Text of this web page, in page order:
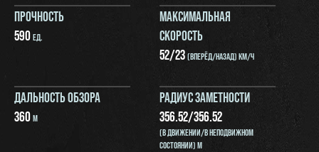
ПРОЧНОСТЬ
590ЕД.
МАКСИМАЛЬНАЯ
СКОРОСТЬ
52/23(ВПЕРЁД/НАЗАД) КМ/Ч
ДАЛЬНОСТЬ ОБЗОРА
360М
РАДИУС ЗАМЕТНОСТИ
356.52/356.52
(В ДВИЖЕНИИ/В НЕПОДВИЖНОМ
СОСТОЯНИИ) М